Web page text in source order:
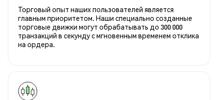
Торговый опыт наших пользователей является
главным приоритетом. Наши специально созданные
торговые движки могут обрабатывать до 300 000
транзакций в секунду с мгновенным временем отклика
на ордера.